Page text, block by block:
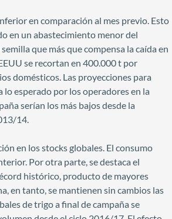
en comparación al mes previo. Esto
en un abastecimiento menor del
que más que compensa la caída en
se recortan en 400.000 t por
domésticos. Las proyecciones para
esperado por los operadores en la
serían los más bajos desde la
14.
en los stocks globales. El consumo
Por otra parte, se destaca el
histórico, producto de mayores
en tanto, se mantienen sin cambios las
de trigo a final de campaña se